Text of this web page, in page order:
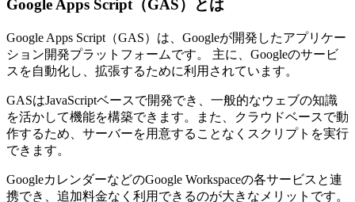
Google Apps Script（GAS）とは
Google Apps Script（GAS）は、Googleが開発したアプリケー
ション開発プラットフォームです。 主に、Googleのサービ
スを自動化し、拡張するために利用されています。
GASはJavaScriptベースで開発でき、一般的なウェブの知識
を活かして機能を構築できます。また、クラウドベースで動
作するため、サーバーを用意することなくスクリプトを実行
できます。
GoogleカレンダーなどのGoogle Workspaceの各サービスと連
携でき、追加料金なく利用できるのが大きなメリットです。